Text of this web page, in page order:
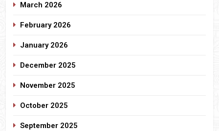
March 2026
February 2026
January 2026
December 2025
November 2025
October 2025
September 2025